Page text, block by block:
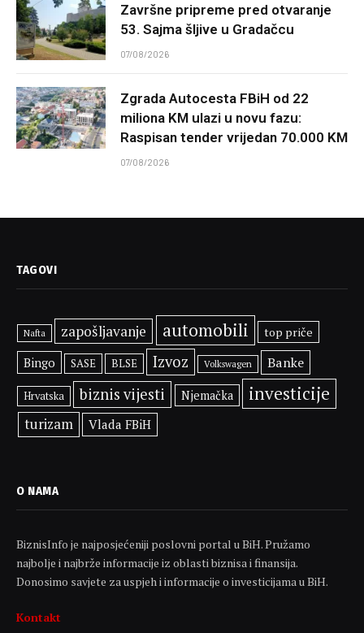
Završne pripreme pred otvaranje
53. Sajma šljive u Gradačcu
07/08/2026
Zgrada Autocesta FBiH od 22
miliona KM ulazi u novu fazu:
Raspisan tender vrijedan 70.000 KM
07/08/2026
TAGOVI
Nafta zapošljavanje automobili top priče
Bingo SASE BLSE Izvoz Volkswagen Banke
Hrvatska biznis vijesti Njemačka investicije
turizam Vlada FBiH
O NAMA
BiznisInfo je najposjećeniji poslovni portal u BiH. Pružamo
najbolje i najbrže informacije iz oblasti biznisa i finansija.
Donosimo savjete za uspjeh i informacije o investicijama u BiH.
Kontakt